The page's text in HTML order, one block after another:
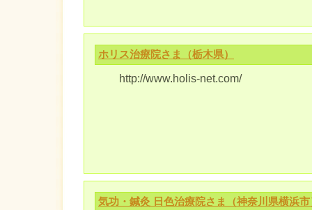
ホリス治療院さま（栃木県）
http://www.holis-net.com/
気功・鍼灸 日色治療院さま（神奈川県横浜市